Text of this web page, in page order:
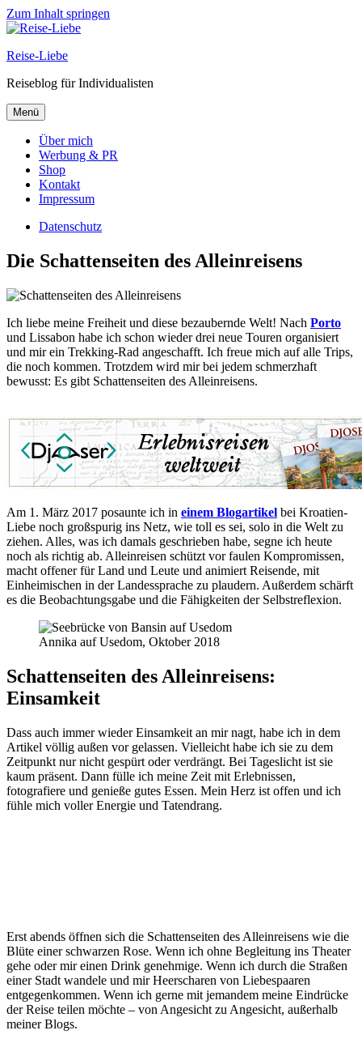
Zum Inhalt springen
Reise-Liebe
Reiseblog für Individualisten
Menü
Über mich
Werbung & PR
Shop
Kontakt
Impressum
Datenschutz
Die Schattenseiten des Alleinreisens
Ich liebe meine Freiheit und diese bezaubernde Welt! Nach Porto
und Lissabon habe ich schon wieder drei neue Touren organisiert
und mir ein Trekking-Rad angeschafft. Ich freue mich auf alle Trips,
die noch kommen. Trotzdem wird mir bei jedem schmerzhaft
bewusst: Es gibt Schattenseiten des Alleinreisens.
Am 1. März 2017 posaunte ich in einem Blogartikel bei Kroatien-
Liebe noch großspurig ins Netz, wie toll es sei, solo in die Welt zu
ziehen. Alles, was ich damals geschrieben habe, segne ich heute
noch als richtig ab. Alleinreisen schützt vor faulen Kompromissen,
macht offener für Land und Leute und animiert Reisende, mit
Einheimischen in der Landessprache zu plaudern. Außerdem schärft
es die Beobachtungsgabe und die Fähigkeiten der Selbstreflexion.
Annika auf Usedom, Oktober 2018
Schattenseiten des Alleinreisens:
Einsamkeit
Dass auch immer wieder Einsamkeit an mir nagt, habe ich in dem
Artikel völlig außen vor gelassen. Vielleicht habe ich sie zu dem
Zeitpunkt nur nicht gespürt oder verdrängt. Bei Tageslicht ist sie
kaum präsent. Dann fülle ich meine Zeit mit Erlebnissen,
fotografiere und genieße gutes Essen. Mein Herz ist offen und ich
fühle mich voller Energie und Tatendrang.
Erst abends öffnen sich die Schattenseiten des Alleinreisens wie die
Blüte einer schwarzen Rose. Wenn ich ohne Begleitung ins Theater
gehe oder mir einen Drink genehmige. Wenn ich durch die Straßen
einer Stadt wandele und mir Heerscharen von Liebespaaren
entgegenkommen. Wenn ich gerne mit jemandem meine Eindrücke
der Reise teilen möchte – von Angesicht zu Angesicht, außerhalb
meiner Blogs.